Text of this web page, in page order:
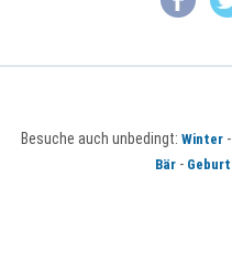
Besuche auch unbedingt: Winter-
Bär- Geburt